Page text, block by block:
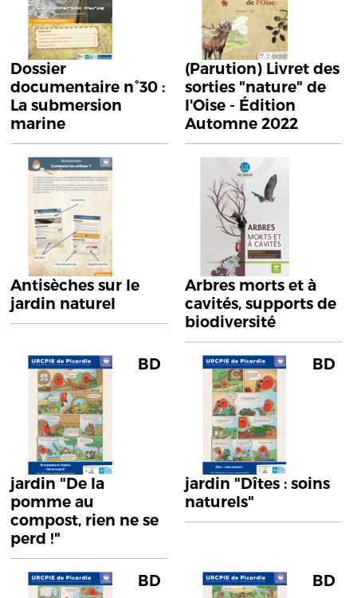
Dossier
documentaire n°30 :
La submersion
marine
(Parution) Livret des
sorties "nature" de
l'Oise - Édition
Automne 2022
Antisèches sur le
jardin naturel
Arbres morts et à
cavités, supports de
biodiversité
BD
jardin "De la
pomme au
compost, rien ne se
perd !"
BD
jardin "Dîtes : soins
naturels"
BD BD